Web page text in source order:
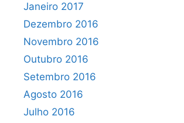
Janeiro 2017
Dezembro 2016
Novembro 2016
Outubro 2016
Setembro 2016
Agosto 2016
Julho 2016